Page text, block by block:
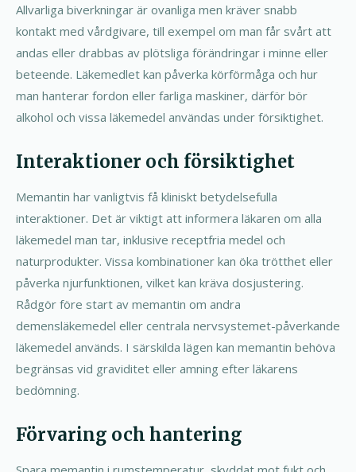
Allvarliga biverkningar är ovanliga men kräver snabb
kontakt med vårdgivare, till exempel om man får svårt att
andas eller drabbas av plötsliga förändringar i minne eller
beteende. Läkemedlet kan påverka körförmåga och hur
man hanterar fordon eller farliga maskiner, därför bör
alkohol och vissa läkemedel användas under försiktighet.
Interaktioner och försiktighet
Memantin har vanligtvis få kliniskt betydelsefulla
interaktioner. Det är viktigt att informera läkaren om alla
läkemedel man tar, inklusive receptfria medel och
naturprodukter. Vissa kombinationer kan öka trötthet eller
påverka njurfunktionen, vilket kan kräva dosjustering.
Rådgör före start av memantin om andra
demensläkemedel eller centrala nervsystemet-påverkande
läkemedel används. I särskilda lägen kan memantin behöva
begränsas vid graviditet eller amning efter läkarens
bedömning.
Förvaring och hantering